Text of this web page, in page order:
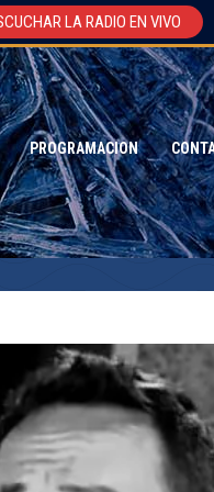
PROGRAMACION
LA RADIO EN VIVO